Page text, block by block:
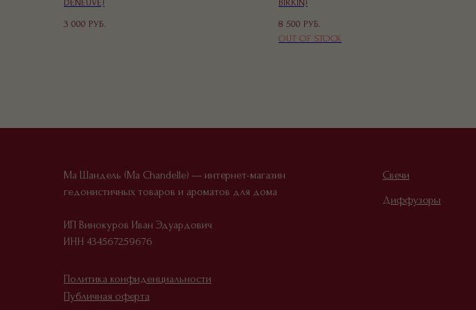
DENEUVE)
3 000 РУБ.
BIRKIN)
8 500 РУБ.
OUT OF STOCK
Ма Шандель (Ma Chandelle) — интернет-магазин
гедонистичных товаров и ароматов для дома
ИП Винокуров Иван Эдуардович
ИНН 434567259676
Свечи
Диффузоры
Публичная оферта
Политика конфиденциальности